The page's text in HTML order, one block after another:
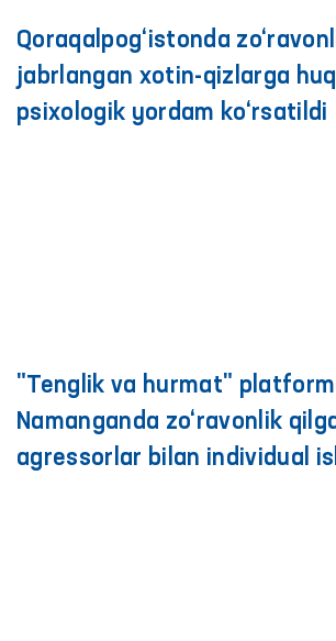
Qoraqalpog‘istonda
jabrlangan xotin-qizlarga
psixologik yordam ko‘rsatildi
"Tenglik va hurmat"
Namanganda zo‘ravonlik
agressorlar bilan individual